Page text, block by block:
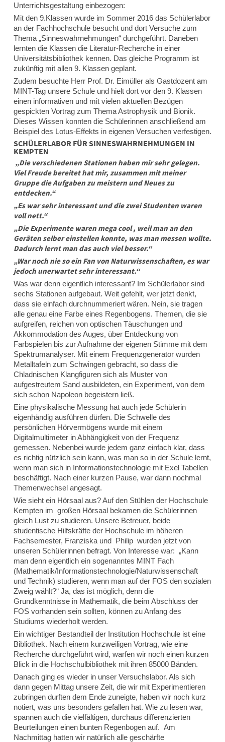
Unterrichtsgestaltung einbezogen:
Mit den 9.Klassen wurde im Sommer 2016 das Schülerlabor
an der Fachhochschule besucht und dort Versuche zum
Thema „Sinneswahrnehmungen“ durchgeführt. Daneben
lernten die Klassen die Literatur-Recherche in einer
Universitätsbibliothek kennen. Das gleiche Programm ist
zukünftig mit allen 9. Klassen geplant.
Zudem besuchte Herr Prof. Dr. Eimüller als Gastdozent am
MINT-Tag unsere Schule und hielt dort vor den 9. Klassen
einen informativen und mit vielen aktuellen Bezügen
gespickten Vortrag zum Thema Astrophysik und Bionik.
Dieses Wissen konnten die Schülerinnen anschließend am
Beispiel des Lotus-Effekts in eigenen Versuchen verfestigen.
SCHÜLERLABOR FÜR SINNESWAHRNEHMUNGEN IN
KEMPTEN
„Die verschiedenen Stationen haben mir sehr gelegen.
Viel Freude bereitet hat mir, zusammen mit meiner
Gruppe die Aufgaben zu meistern und Neues zu
entdecken.“
„Es war sehr interessant und die zwei Studenten waren
voll nett.“
„Die Experimente waren mega cool , weil man an den
Geräten selber einstellen konnte, was man messen wollte.
Dadurch lernt man das auch viel besser.“
„War noch nie so ein Fan von Naturwissenschaften, es war
jedoch unerwartet sehr interessant.“
Was war denn eigentlich interessant? Im Schülerlabor sind
sechs Stationen aufgebaut. Weit gefehlt, wer jetzt denkt,
dass sie einfach durchnummeriert wären. Nein, sie tragen
alle genau eine Farbe eines Regenbogens. Themen, die sie
aufgreifen, reichen von optischen Täuschungen und
Akkommodation des Auges, über Entdeckung von
Farbspielen bis zur Aufnahme der eigenen Stimme mit dem
Spektrumanalyser. Mit einem Frequenzgenerator wurden
Metalltafeln zum Schwingen gebracht, so dass die
Chladnischen Klangfiguren sich als Muster von
aufgestreutem Sand ausbildeten, ein Experiment, von dem
sich schon Napoleon begeistern ließ.
Eine physikalische Messung hat auch jede Schülerin
eigenhändig ausführen dürfen. Die Schwelle des
persönlichen Hörvermögens wurde mit einem
Digitalmultimeter in Abhängigkeit von der Frequenz
gemessen. Nebenbei wurde jedem ganz einfach klar, dass
es richtig nützlich sein kann, was man so in der Schule lernt,
wenn man sich in Informationstechnologie mit Exel Tabellen
beschäftigt. Nach einer kurzen Pause, war dann nochmal
Themenwechsel angesagt.
Wie sieht ein Hörsaal aus? Auf den Stühlen der Hochschule
Kempten im großen Hörsaal bekamen die Schülerinnen
gleich Lust zu studieren. Unsere Betreuer, beide
studentische Hilfskräfte der Hochschule im höheren
Fachsemester, Franziska und Philip wurden jetzt von
unseren Schülerinnen befragt. Von Interesse war: „Kann
man denn eigentlich ein sogenanntes MINT Fach
(Mathematik/Informationstechnologie/Naturwissenschaft
und Technik) studieren, wenn man auf der FOS den sozialen
Zweig wählt?“ Ja, das ist möglich, denn die
Grundkenntnisse in Mathematik, die beim Abschluss der
FOS vorhanden sein sollten, können zu Anfang des
Studiums wiederholt werden.
Ein wichtiger Bestandteil der Institution Hochschule ist eine
Bibliothek. Nach einem kurzweiligen Vortrag, wie eine
Recherche durchgeführt wird, warfen wir noch einen kurzen
Blick in die Hochschulbibliothek mit ihren 85000 Bänden.
Danach ging es wieder in unser Versuchslabor. Als sich
dann gegen Mittag unsere Zeit, die wir mit Experimentieren
zubringen durften dem Ende zuneigte, haben wir noch kurz
notiert, was uns besonders gefallen hat. Wie zu lesen war,
spannen auch die vielfältigen, durchaus differenzierten
Beurteilungen einen bunten Regenbogen auf. Am
Nachmittag hatten wir natürlich alle geschärfte